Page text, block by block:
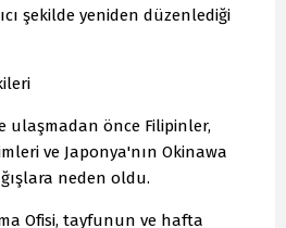
şekilde yeniden düzenlediği
ulaşmadan önce Filipinler,
ve Japonya'nın Okinawa
neden oldu.
Ofisi, tayfunun ve hafta